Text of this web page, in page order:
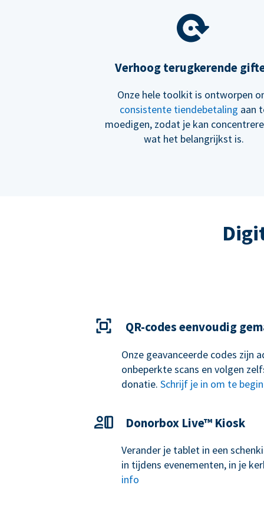
Verhoog terugkerende
Onze hele toolkit is ontworpen
consistente tiendebetaling aan
moedigen, zodat je kan
wat het belangrijkst is.
QR-codes eenvoudig
Onze geavanceerde codes zijn
onbeperkte scans en volgen
donatie. Schrijf je in om te
Donorbox Live™ Kiosk
Verander je tablet in een
in tijdens evenementen, in je
info